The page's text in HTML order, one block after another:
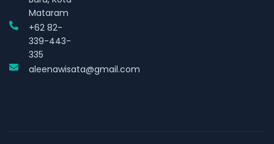
Mataram
+62 82-
339-443-
335
aleenawisata@gmail.com